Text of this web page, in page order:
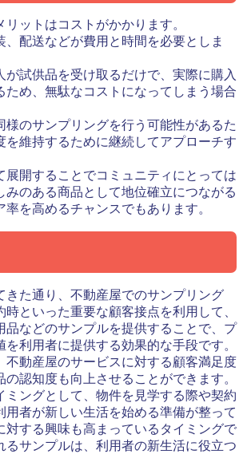
ットはコストがかかります。
、配送などが費用と時間を必要としま
が試供品を受け取るだけで、実際に購入
ため、無駄なコストになってしまう場合
様のサンプリングを行う可能性があるた
を維持するために継続してアプローチす
展開することでコミュニティにとっては
みのある商品として地位確立につながる
を高めるチャンスでもあります。
きた通り、不動産屋でのサンプリング
といった重要な顧客接点を利用して、
品などのサンプルを提供することで、プ
利用者に提供する効果的な手段です。
不動産屋のサービスに対する顧客満足度
の認知度も向上させることができます。
ミングとして、物件を見学する際や契約
用者が新しい生活を始める準備が整って
対する興味も高まっているタイミングで
るサンプルは、利用者の新生活に役立つ